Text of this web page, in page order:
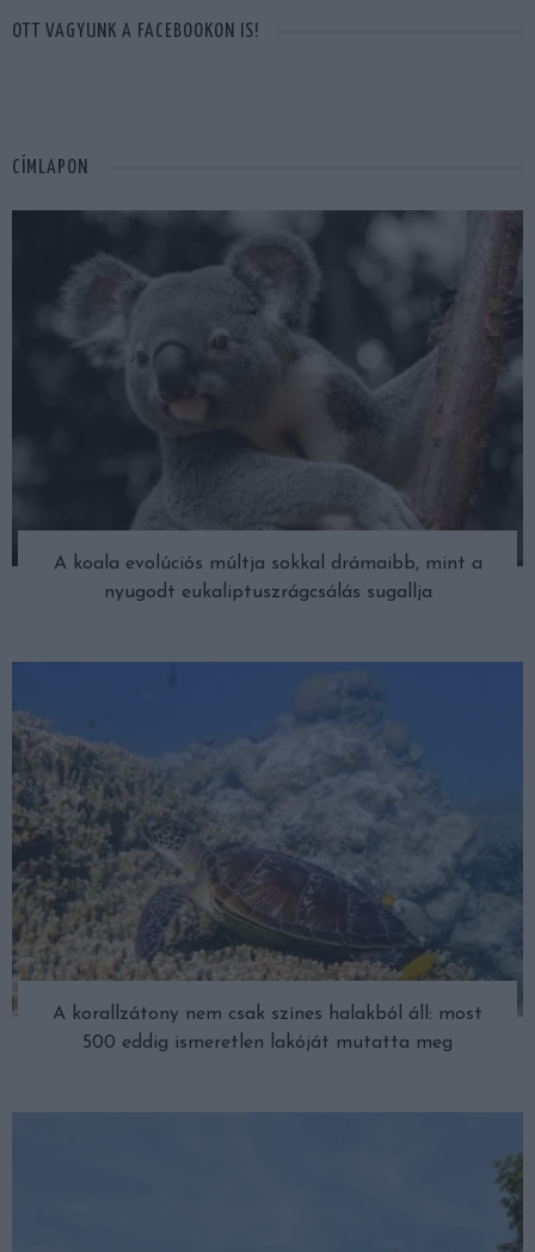
OTT VAGYUNK A FACEBOOKON IS!
CÍMLAPON
A koala evolúciós múltja sokkal drámaibb, mint a
nyugodt eukaliptuszrágcsálás sugallja
A korallzátony nem csak színes halakból áll: most
500 eddig ismeretlen lakóját mutatta meg